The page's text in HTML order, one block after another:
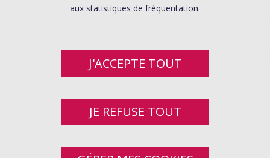
aux statistiques de fréquentation.
J'ACCEPTE TOUT
JE REFUSE TOUT